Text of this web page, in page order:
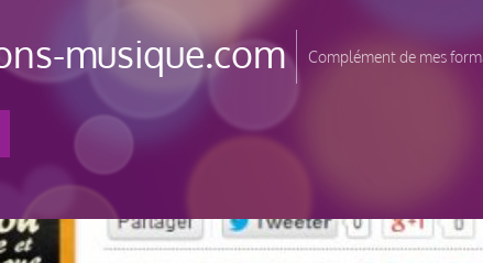
musique.com Complément de mes